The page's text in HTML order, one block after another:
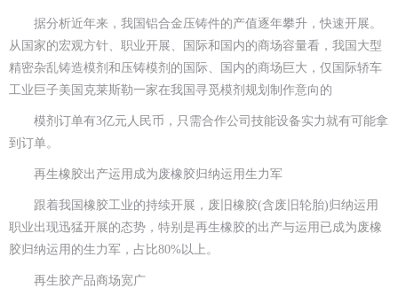
据分析近年来，我国铝合金压铸件的产值逐年攀升，快速开展。
从国家的宏观方针、职业开展、国际和国内的商场容量看，我国大型
精密杂乱铸造模剂和压铸模剂的国际、国内的商场巨大，仅国际轿车
工业巨子美国克莱斯勒一家在我国寻觅模剂规划制作意向的
模剂订单有3亿元人民币，只需合作公司技能设备实力就有可能拿
到订单。
再生橡胶出产运用成为废橡胶归纳运用生力军
跟着我国橡胶工业的持续开展，废旧橡胶(含废旧轮胎)归纳运用
职业出现迅猛开展的态势，特别是再生橡胶的出产与运用已成为废橡
胶归纳运用的生力军，占比80%以上。
再生胶产品商场宽广